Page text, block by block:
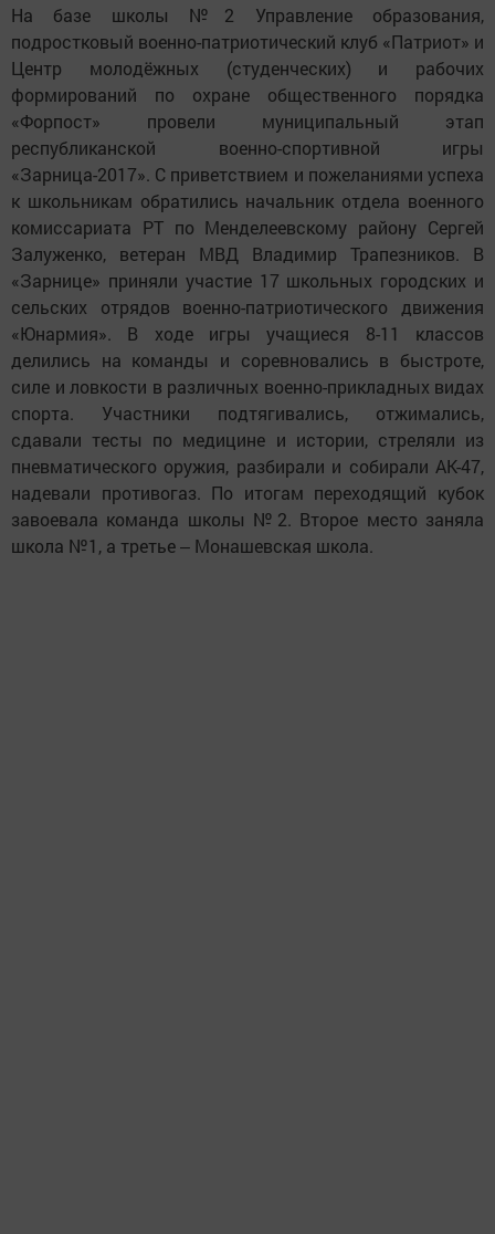
На базе школы №2 Управление образования,
подростковый военно-патриотический клуб «Патриот» и
Центр молодёжных (студенческих) и рабочих
формирований по охране общественного порядка
«Форпост» провели муниципальный этап
республиканской военно-спортивной игры
«Зарница-2017». С приветствием и пожеланиями успеха
к школьникам обратились начальник отдела военного
комиссариата РТ по Менделеевскому району Сергей
Залуженко, ветеран МВД Владимир Трапезников. В
«Зарнице» приняли участие 17 школьных городских и
сельских отрядов военно-патриотического движения
«Юнармия». В ходе игры учащиеся 8-11 классов
делились на команды и соревновались в быстроте,
силе и ловкости в различных военно-прикладных видах
спорта. Участники подтягивались, отжимались,
сдавали тесты по медицине и истории, стреляли из
пневматического оружия, разбирали и собирали АК-47,
надевали противогаз. По итогам переходящий кубок
завоевала команда школы №2. Второе место заняла
школа №1, а третье ‒ Монашевская школа.